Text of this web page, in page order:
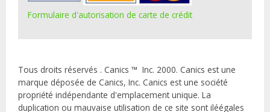
Formulaire d'autorisation de carte de crédit
Tous droits réservés . Canics ™ Inc. 2000. Canics est une
marque déposée de Canics, Inc. Canics est une société
propriété indépendante d'emplacement unique. La
duplication ou mauvaise utilisation de ce site sont iléégales